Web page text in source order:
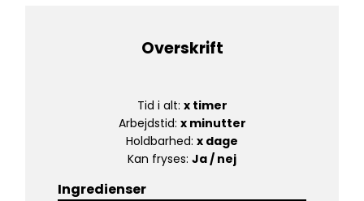
Overskrift
Tid i alt: x timer
Arbejdstid: x minutter
Holdbarhed: x dage
Kan fryses: Ja / nej
Ingredienser